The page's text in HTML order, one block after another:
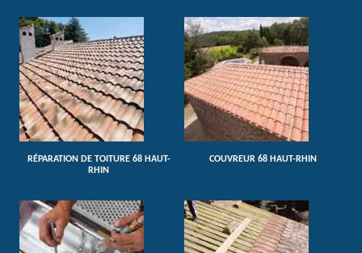
RÉPARATION DE TOITURE 68 HAUT-
RHIN
COUVREUR 68 HAUT-RHIN